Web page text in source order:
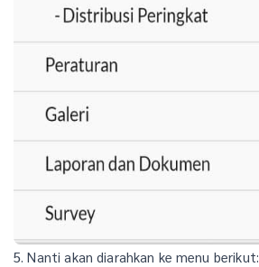
5. Nanti akan diarahkan ke menu berikut: